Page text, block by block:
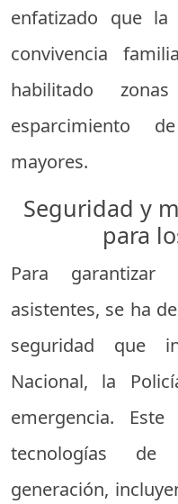
enfatizado que
convivencia
habilitado
esparcimiento
mayores.
Seguridad y
para
Para
asistentes, se ha
seguridad que
Nacional, la
emergencia.
tecnologías
generación,